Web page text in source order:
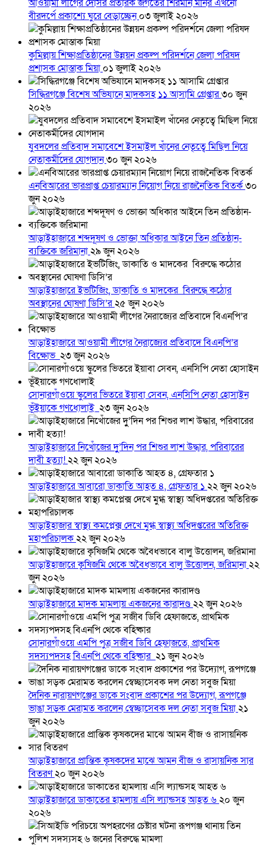
আওয়ামী লীগের দোসর প্রতারক জগতের শিরমনি মনির এখনো
বীরদর্পে প্রকাশ্যে ঘুরে বেড়াচ্ছেন০৩ জুলাই ২০২৬
কুমিল্লায় শিক্ষাপ্রতিষ্ঠানের উন্নয়ন প্রকল্প পরিদর্শনে জেলা পরিষদ
প্রশাসক মোস্তাক মিয়া ০১ জুলাই ২০২৬
সিদ্ধিরগঞ্জে বিশেষ অভিযানে মাদকসহ ১১ আসামি গ্রেপ্তার৩০ জুন
২০২৬
যুবদলের প্রতিবাদ সমাবেশে ইসমাইল খাঁনের নেতৃত্বে মিছিল নিয়ে
নেতাকর্মীদের যোগদান৩০ জুন ২০২৬
এনবিআরের ভারপ্রাপ্ত চেয়ারম্যান নিয়োগ নিয়ে রাজনৈতিক বিতর্ক৩০
জুন ২০২৬
আড়াইহাজারে শব্দদূষণ ও ভোক্তা অধিকার আইনে তিন প্রতিষ্ঠান-
ব্যক্তিকে জরিমানা২৯ জুন ২০২৬
আড়াইহাজারে ইভটিজিং, ডাকাতি ও মাদকের বিরুদ্ধে কঠোর
অবস্থানের ঘোষণা ডিসি’র২৫ জুন ২০২৬
আড়াইহাজারে আওয়ামী লীগের নৈরাজ্যের প্রতিবাদে বিএনপি’র
বিক্ষোভ ২৩ জুন ২০২৬
সোনারগাঁওয়ে স্কুলের ভিতরে ইয়াবা সেবন, এনসিপি নেতা হোসাইন
ভূঁইয়াকে গণধোলাই ২৩ জুন ২০২৬
আড়াইহাজারে নিখোঁজের দুু’দিন পর শিশুর লাশ উদ্ধার, পরিবারের
দাবী হত্যা!২২ জুন ২০২৬
আড়াইহাজারে আবারো ডাকাতি আহত ৪, গ্রেফতার ১ ২২ জুন ২০২৬
আড়াইহাজার স্বাস্থ্য কমপ্লেক্স দেখে মুগ্ধ স্বাস্থ্য অধিদপ্তরের অতিরিক্ত
মহাপরিচালক২২ জুন ২০২৬
আড়াইহাজারে কৃষিজমি থেকে অবৈধভাবে বালু উত্তোলন, জরিমানা২২
জুন ২০২৬
আড়াইহাজারে মাদক মামলায় একজনের কারাদণ্ড২২ জুন ২০২৬
সোনারগাঁওয়ে এমপি পুত্র সজীব ডিবি হেফাজতে, প্রাথমিক
সদস্যপদসহ বিএনপি থেকে বহিষ্কার ২১ জুন ২০২৬
দৈনিক নারায়ণগঞ্জের ডাকে সংবাদ প্রকাশের পর উদ্যোগ, রূপগঞ্জে
ভাঙা সড়ক মেরামত করলেন স্বেচ্ছাসেবক দল নেতা সবুজ মিয়া২১
জুন ২০২৬
আড়াইহাজারে প্রান্তিক কৃষকদের মাঝে আমন বীজ ও রাসায়নিক সার
বিতরণ২০ জুন ২০২৬
আড়াইহাজারে ডাকাতের হামলায় এসি ল্যান্ডসহ আহত ৬২০ জুন
২০২৬